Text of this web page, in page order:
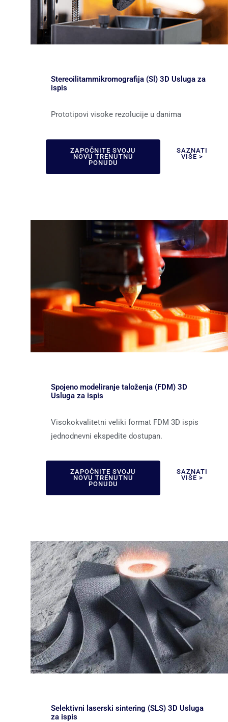
Stereoilitammikromografija (Sl) 3D Usluga za
ispis
Prototipovi visoke rezolucije u danima
ZAPOČNITE SVOJU
NOVU TRENUTNU
PONUDU
SAZNATI
VIŠE >
Spojeno modeliranje taloženja (FDM) 3D
Usluga za ispis
Visokokvalitetni veliki format FDM 3D ispis
jednodnevni ekspedite dostupan.
ZAPOČNITE SVOJU
NOVU TRENUTNU
PONUDU
SAZNATI
VIŠE >
Selektivni laserski sintering (SLS) 3D Usluga
za ispis